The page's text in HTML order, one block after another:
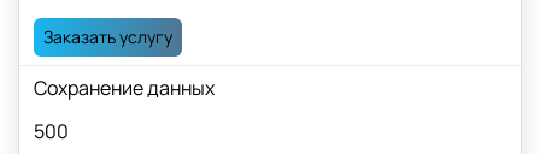
Заказать услугу
Сохранение данных
500